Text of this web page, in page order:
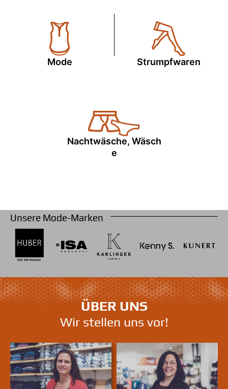
Mode Strumpfwaren
Nachtwäsche, Wäsch
e
Unsere Mode-Marken
ÜBER UNS
Wir stellen uns vor!